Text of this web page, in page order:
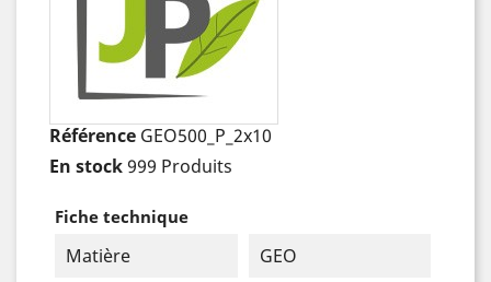
Référence GEO500_P_2x10
En stock999 Produits
Fiche technique
Matière GEO